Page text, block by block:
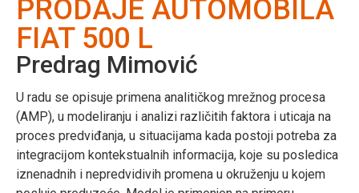
PRODAJE AUTOMOBILA
FIAT 500 L
Predrag Mimović
U radu se opisuje primena analitičkog mrežnog procesa
(AMP), u modeliranju i analizi različitih faktora i uticaja na
proces predviđanja, u situacĳama kada postoji potreba za
integracĳom kontekstualnih informacĳa, koje su posledica
iznenadnih i nepredvidivih promena u okruženju u kojem